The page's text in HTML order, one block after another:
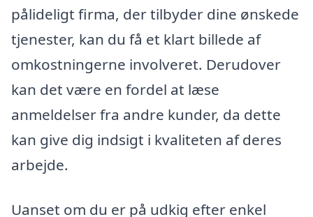
pålideligt firma, der tilbyder dine ønskede
tjenester, kan du få et klart billede af
omkostningerne involveret. Derudover
kan det være en fordel at læse
anmeldelser fra andre kunder, da dette
kan give dig indsigt i kvaliteten af deres
arbejde.
Uanset om du er på udkig efter enkel